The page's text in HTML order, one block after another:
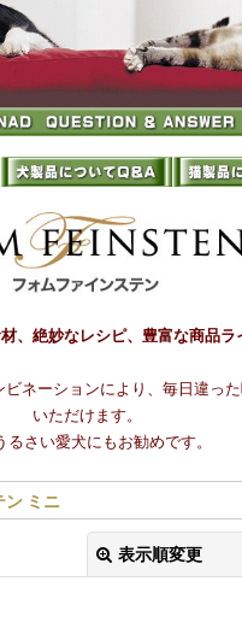
、絶妙なレシピ、豊富な商品ラ
ネーションにより、毎日違っ
いただけます。
るさい愛犬にもお勧めです。
ン ミニ
表示順変更